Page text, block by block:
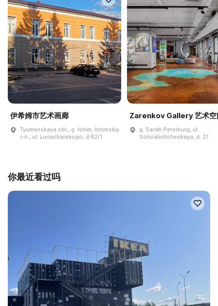
伊希姆市艺术画廊
Tyumenskaya obl., g. Ishim, Ishimskiy
r-n., ul. Lunacharskogo, d 62/1
Zarenkov Gallery 艺术空
g. Sankt-Peterburg, ul.
Sotsialisticheskaya, d. 21
你最近看过吗